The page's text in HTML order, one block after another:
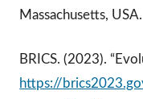
Massachusetts, USA.
BRICS. (2023).
https://